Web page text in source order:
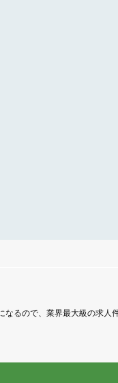
るので、業界最大級の求